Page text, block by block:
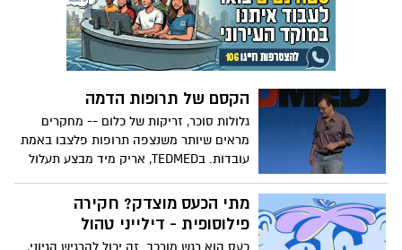
הקסם של תרופות הדמה
גלולות סוכר, זריקות של כלום -- מחקרים
מראים שיותר משנצפה תרופות פלצבו באמת
עובדות. בTEDMED, אריק מיד מבצע תעלול
אמיתי, עדיין תוכלו להגיב אליו בעוצמה.
(אזהרה: שיחה זו אינה מתאימה לצופים אשר
מחטים או דם מפריעים להם.)
מתי הכעס מוצדק? חקירה
פילוסופית - דילייני טהול
כעס הוא רגש מורכב. זה יכול להרגיש הגיוני,